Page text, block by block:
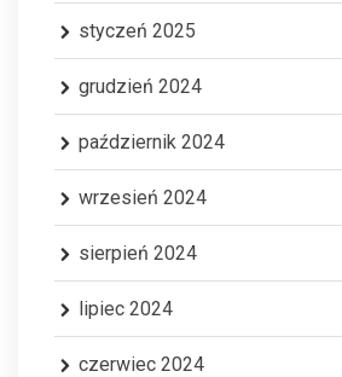
styczeń 2025
grudzień 2024
październik 2024
wrzesień 2024
sierpień 2024
lipiec 2024
czerwiec 2024